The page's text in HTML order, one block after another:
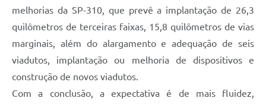
melhorias da SP-310, que prevê a implantação de 26,3
quilômetros de terceiras faixas, 15,8 quilômetros de vias
marginais, além do alargamento e adequação de seis
viadutos, implantação ou melhoria de dispositivos e
construção de novos viadutos.
Com a conclusão, a expectativa é de mais fluidez,